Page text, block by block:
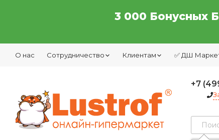
3 000 Бонусных
О нас Сотрудничество Клиентам ✅ ДШ
+7